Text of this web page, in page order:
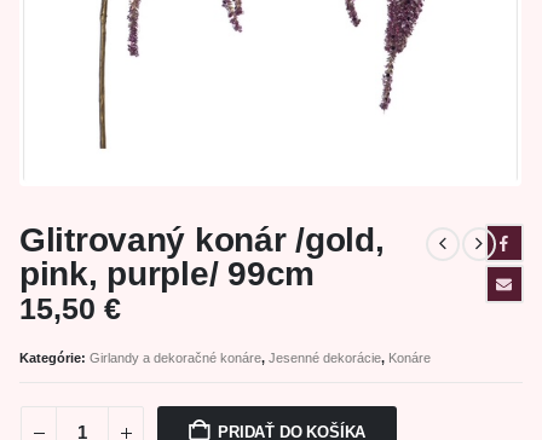
Glitrovaný konár /gold,
pink, purple/ 99cm
15,50 €
Kategórie: Girlandy a dekoračné konáre, Jesenné dekorácie, Konáre
PRIDAŤ DO KOŠÍKA